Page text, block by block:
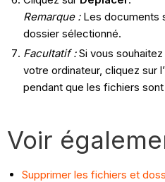
Remarque :Les documents
dossier sélectionné.
Facultatif :Si vous
votre ordinateur, cliquez sur
pendant que les fichiers
Voir
Supprimer les fichiers et